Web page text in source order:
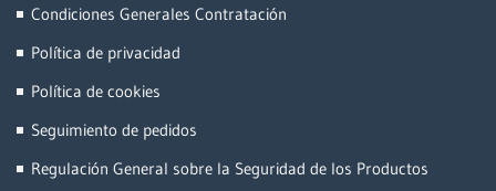
Condiciones Generales Contratación
Política de privacidad
Política de cookies
Seguimiento de pedidos
Regulación General sobre la Seguridad de los Productos